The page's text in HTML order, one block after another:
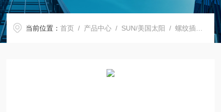
当前位置：首页 / 产品中心 / SUN/美国太阳 /螺纹插装阀 /